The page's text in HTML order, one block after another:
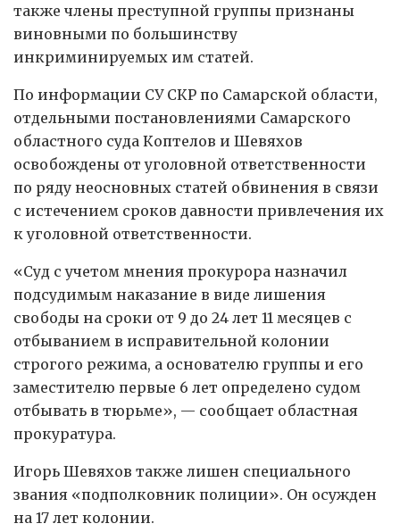
также члены преступной группы признаны
виновными по большинству
инкриминируемых им статей.
По информации СУ СКР по Самарской области,
отдельными постановлениями Самарского
областного суда Коптелов и Шевяхов
освобождены от уголовной ответственности
по ряду неосновных статей обвинения в связи
с истечением сроков давности привлечения их
к уголовной ответственности.
«Суд с учетом мнения прокурора назначил
подсудимым наказание в виде лишения
свободы на сроки от 9 до 24 лет 11 месяцев с
отбыванием в исправительной колонии
строгого режима, а основателю группы и его
заместителю первые 6 лет определено судом
отбывать в тюрьме», — сообщает областная
прокуратура.
Игорь Шевяхов также лишен специального
звания «подполковник полиции». Он осужден
на 17 лет колонии.